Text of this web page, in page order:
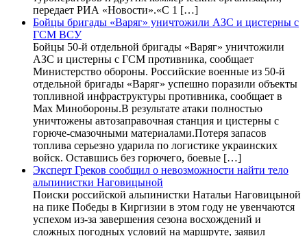
передает РИА «Новости».«С 1 […]
Бойцы бригады «Варяг» уничтожили АЗС и цистерны с
ГСМ ВСУ
Бойцы 50-й отдельной бригады «Варяг» уничтожили
АЗС и цистерны с ГСМ противника, сообщает
Министерство обороны. Российские военные из 50-й
отдельной бригады «Варяг» успешно поразили объекты
топливной инфраструктуры противника, сообщает в
Max Минобороны.В результате атаки полностью
уничтожены автозаправочная станция и цистерны с
горюче-смазочными материалами.Потеря запасов
топлива серьезно ударила по логистике украинских
войск. Оставшись без горючего, боевые […]
Эксперт Греков сообщил о невозможности найти тело
альпинистки Наговицыной
Поиски российской альпинистки Натальи Наговицыной
на пике Победы в Киргизии в этом году не увенчаются
успехом из-за завершения сезона восхождений и
сложных погодных условий на маршруте, заявил